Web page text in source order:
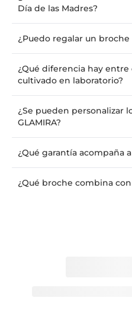
Día de las Madres?
¿Puedo regalar un broche
¿Qué diferencia hay
cultivado en laboratorio?
¿Se pueden personalizar
GLAMIRA?
¿Qué garantía acompaña
¿Qué broche combina